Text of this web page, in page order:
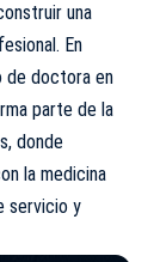
una
En
de doctora en
parte de la
donde
la medicina
servicio y